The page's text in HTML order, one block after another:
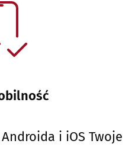
i iOS Twoje